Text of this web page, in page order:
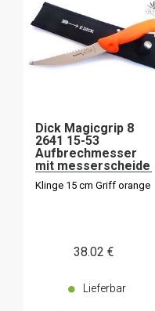
Dick Magicgrip 8
2641 15-53
Aufbrechmesser
mit messerscheide
Klinge 15 cm Griff orange
38.02 €
Lieferbar